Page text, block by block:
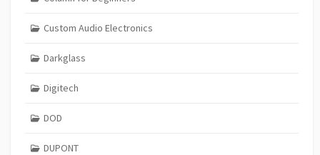
Custom Audio Electronics
Darkglass
Digitech
DOD
DUPONT